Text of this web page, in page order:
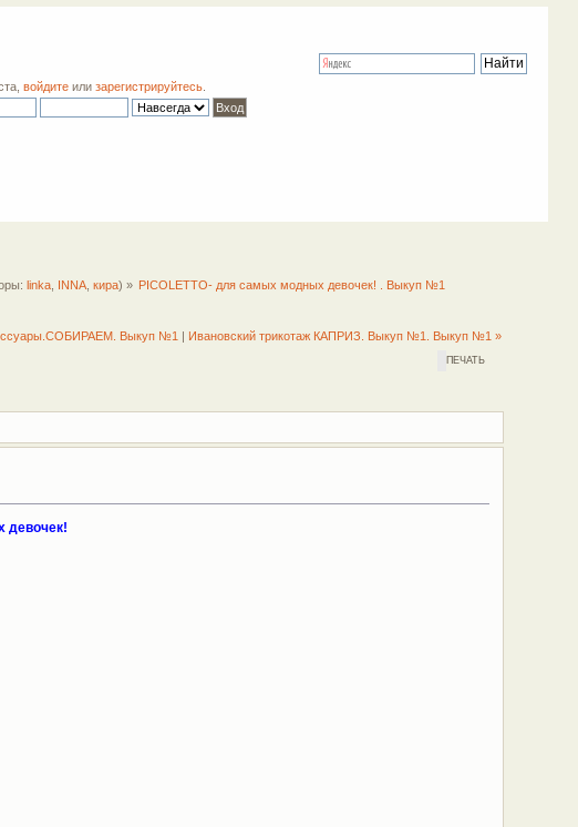
войдите илизарегистрируйтесь
linka, INNA,кира) » PICOLETTO- для самых модных девочек! . Выкуп №1
Выкуп №1 | Ивановский трикотаж КАПРИЗ. Выкуп №1. Выкуп №1 »
ПЕЧАТЬ
девочек!